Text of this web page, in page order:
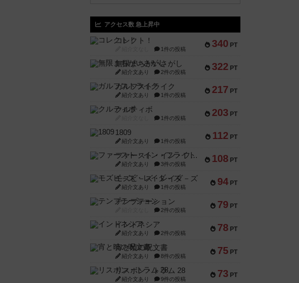
アクセス数 急上昇中
340 PT
コレクト！
1件の投稿
322 PT
無限まちがいさがし
紹介文あり 2件の投稿
217 PT
ガルフストライク
紹介文あり 1件の投稿
203 PT
クルティボ
1件の投稿
112 PT
1809
紹介文あり 1件の投稿
108 PT
ファースト・イン・フライト
紹介文あり 3件の投稿
94 PT
モズビ－ズ・レイダ－ズ
紹介文あり 1件の投稿
79 PT
テンプテーション
2件の投稿
78 PT
インドネシア
紹介文あり 2件の投稿
75 PT
宵と暁の呪文書
紹介文あり 8件の投稿
73 PT
リスボン・トラム 28
紹介文あり 9件の投稿